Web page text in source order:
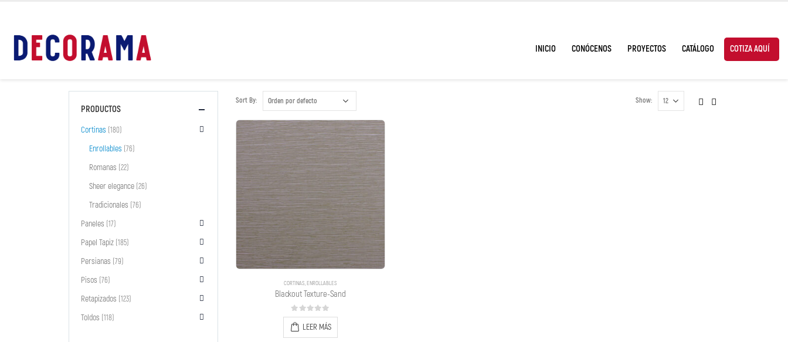
INICIO CONÓCENOS PROYECTOS CATÁLOGO COTIZA AQUÍ
Sort By: Show:
CORTINAS,ENROLLABLES
Blackout Texture-Sand
0out of 5
LEER MÁS
PRODUCTOS
Cortinas (180)
Enrollables (76)
Romanas (22)
Sheer elegance (26)
Tradicionales (76)
Paneles (17)
Papel Tapiz (185)
Persianas (79)
Pisos (76)
Retapizados (123)
Toldos (118)